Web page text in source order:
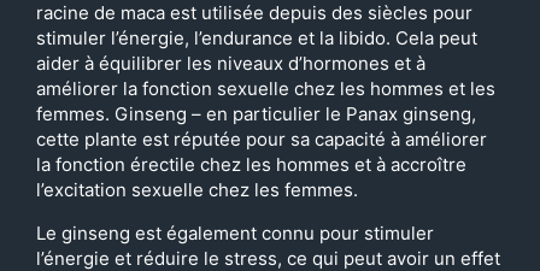
racine de maca est utilisée depuis des siècles pour
stimuler l’énergie, l’endurance et la libido. Cela peut
aider à équilibrer les niveaux d’hormones et à
améliorer la fonction sexuelle chez les hommes et les
femmes. Ginseng – en particulier le Panax ginseng,
cette plante est réputée pour sa capacité à améliorer
la fonction érectile chez les hommes et à accroître
l’excitation sexuelle chez les femmes.
Le ginseng est également connu pour stimuler
l’énergie et réduire le stress, ce qui peut avoir un effet